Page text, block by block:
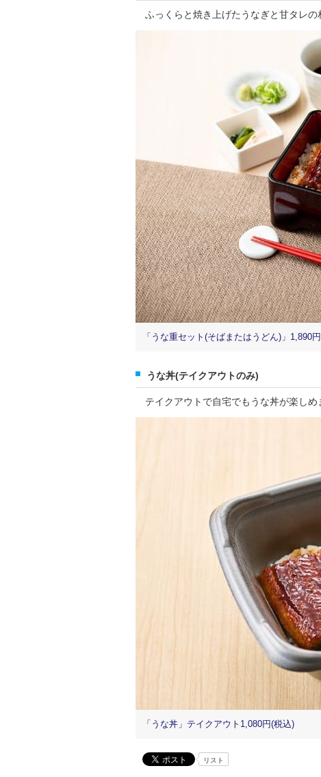
ふっくらと焼き上げたうなぎと甘タレの
「うな重セット(そばまたはうどん)」1,890
うな丼(テイクアウトのみ)
テイクアウトで自宅でもうな丼が楽しめ
「うな丼」テイクアウト1,080円(税込)
リスト